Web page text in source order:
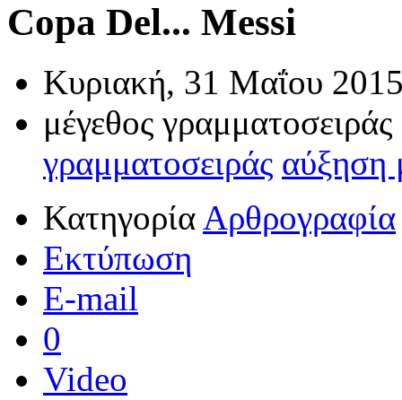
Copa Del... Messi
Κυριακή, 31 Μαΐου
μέγεθος γραμματοσειράς
γραμματοσειράς αύξηση
Κατηγορία Αρθρογραφία
Εκτύπωση
E-mail
0
Video